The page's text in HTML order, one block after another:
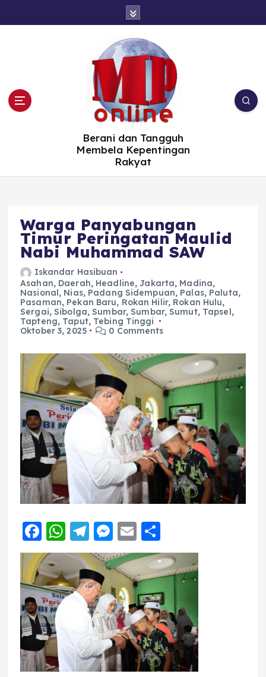
Berani dan Tangguh
Membela Kepentingan
Rakyat
Warga Panyabungan
Timur Peringatan Maulid
Nabi Muhammad SAW
Iskandar Hasibuan
Asahan, Daerah, Headline,Jakarta, Madina,
Nasional, Nias, Padang Sidempuan, Palas, Paluta,
Pasaman, Pekan Baru, Rokan Hilir, Rokan Hulu,
Sergai,Sibolga,Sumbar,Sumbar,Sumut, Tapsel,
Tapteng, Taput, Tebing Tinggi
Oktober 3, 2025
0 Comments
F
a
c
e
b
o
o
k
W
h
a
ts
p
p
T
el
e
g
r
a
m
M
e
ss
e
n
g
er
E
m
ai
l
h
a
re